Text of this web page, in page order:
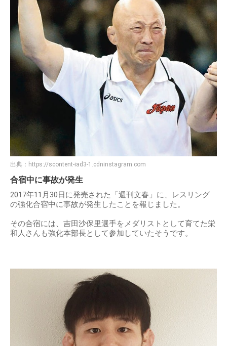
出典： https://scontent-iad3-1.cdninstagram.com
合宿中に事故が発生
2017年11月30日に発売された「週刊文春」に、レスリング
の強化合宿中に事故が発生したことを報じました。
その合宿には、吉田沙保里選手をメダリストとして育てた栄
和人さんも強化本部長として参加していたそうです。